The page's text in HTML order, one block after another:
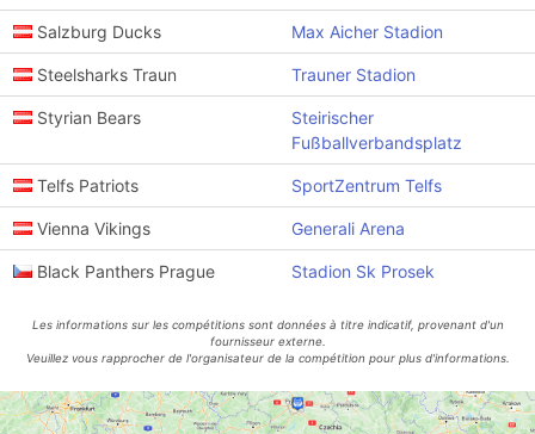
Salzburg Ducks Max Aicher Stadion
Steelsharks Traun Trauner Stadion
Styrian Bears
Steirischer
Fußballverbandsplatz
Telfs Patriots SportZentrum Telfs
Vienna Vikings Generali Arena
Black Panthers Prague Stadion Sk Prosek
Les informations sur les compétitions sont données à titre indicatif, provenant d'un
fournisseur externe.
Veuillez vous rapprocher de l'organisateur de la compétition pour plus d'informations.